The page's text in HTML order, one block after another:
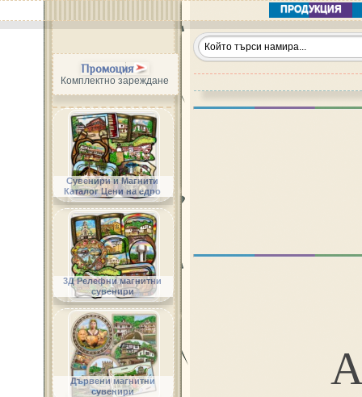
ПРОДУКЦИЯ
Промоция
Комплектно зареждане
Сувенири и Магнити
Каталог Цени на едро
3Д Релефни магнитни
сувенири
Дървени магнитни
сувенири